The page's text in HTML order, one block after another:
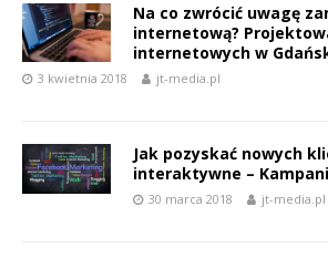
Na co zwrócić uwagę
internetową?
internetowych w
3 kwietnia 2018 jt-media.pl
Jak pozyskać nowych
interaktywne –
30 marca 2018 jt-media.pl